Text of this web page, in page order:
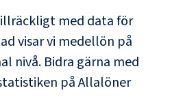
med data för
visar vi medellön på
nivå. Bidra gärna med
på Allalöner